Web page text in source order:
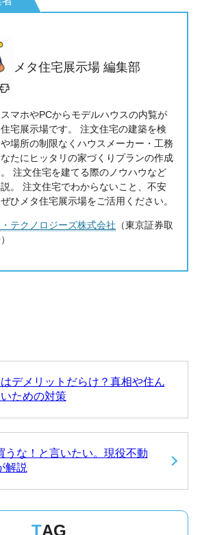
メタ住宅展示場 編集部
マホやPCからモデルハウスの内覧が
宅展示場です。 注文住宅の建築を検
場所の制限なくハウスメーカー・工務
たにヒッタリの家づくりプランの作成
注文住宅を建てる際のノウハウなど
。 注文住宅でわからないこと、不安
ひメタ住宅展示場をご活用ください。
テクノロジーズ株式会社 （東京証券取
うな！と言いたい。現役不動
解説
デメリットだらけ？真相や住ん
ための対策
TAG